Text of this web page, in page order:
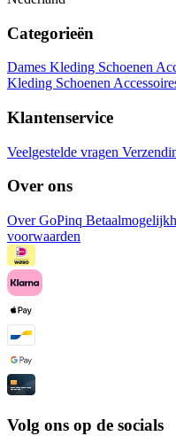
Categorieën
Dames Kleding Schoenen
Kleding Schoenen
Klantenservice
Veelgestelde vragen
Over ons
Over GoPinq
voorwaarden
Volg ons op de socials